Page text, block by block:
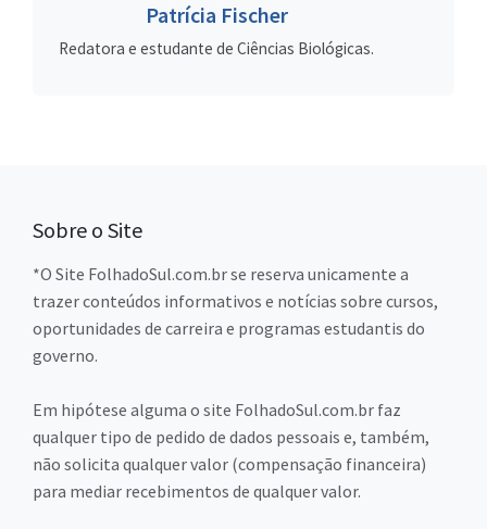
Patrícia Fischer
Redatora e estudante de Ciências Biológicas.
Sobre o Site
*O Site FolhadoSul.com.br se reserva unicamente a
trazer conteúdos informativos e notícias sobre cursos,
oportunidades de carreira e programas estudantis do
governo.
Em hipótese alguma o site FolhadoSul.com.br faz
qualquer tipo de pedido de dados pessoais e, também,
não solicita qualquer valor (compensação financeira)
para mediar recebimentos de qualquer valor.